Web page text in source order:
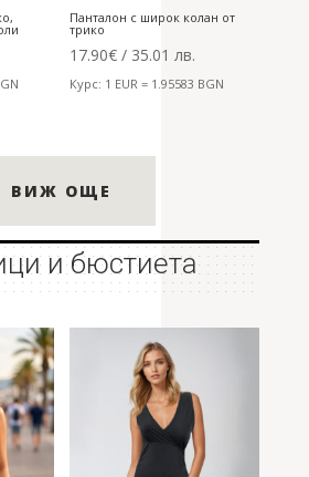
Панталон с широк колан от
трико
17.90€ / 35.01 лв.
Курс: 1 EUR = 1.95583 BGN
ВИЖ ОЩЕ
и бюстиета